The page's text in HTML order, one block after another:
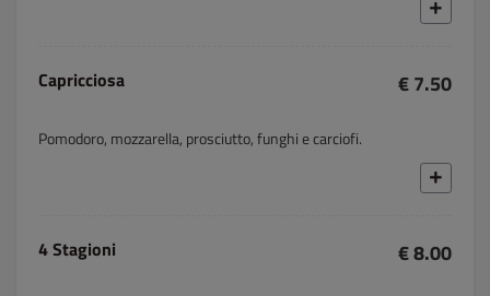
Capricciosa € 7.50
Pomodoro, mozzarella, prosciutto, funghi e carciofi.
4 Stagioni € 8.00